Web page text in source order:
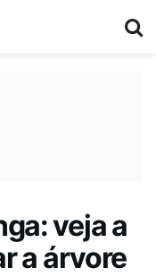
veja a
a árvore